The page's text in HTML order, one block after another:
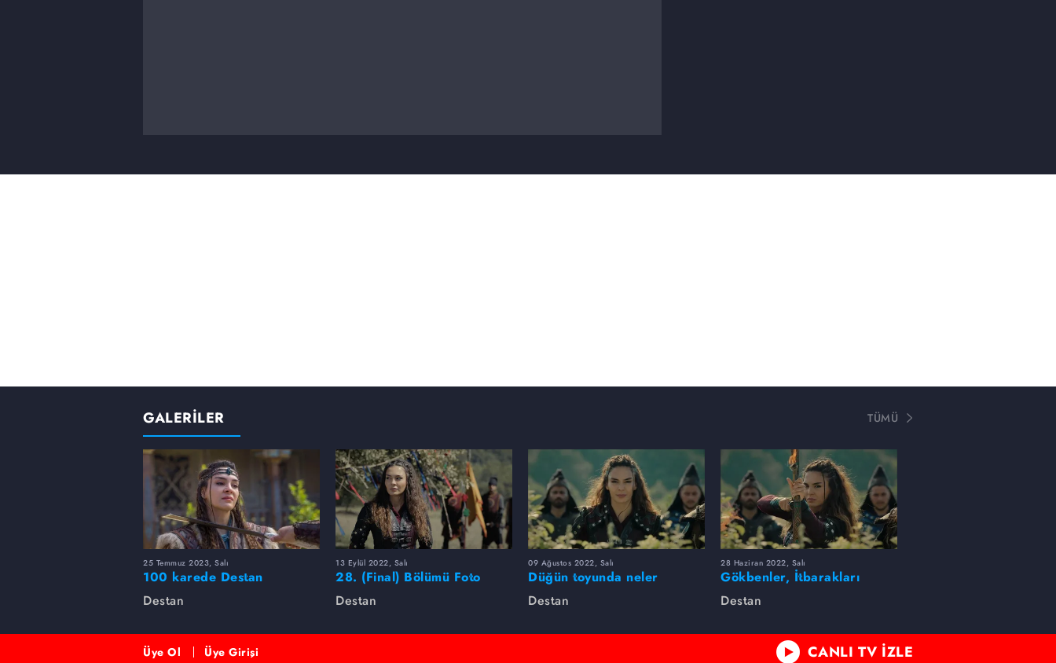
GALERİLER TÜMÜ
25 Temmuz 2023, Salı
100 karede Destan
Destan
13 Eylül 2022, Salı
28. (Final) Bölümü Foto
Galeri
Destan
09 Ağustos 2022, Salı
Düğün toyunda neler
yaşandı?
Destan
28 Haziran 2022, Salı
Gökbenler, İtbarakları
yenerek Batı Gök
Kağanlığını geri aldı!
Destan
Üye Ol Üye Girişi CANLI TV İZLE